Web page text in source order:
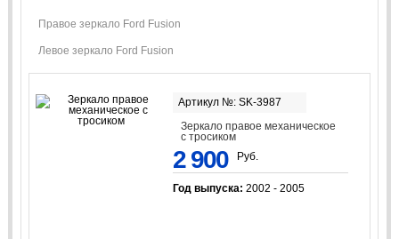
Правое зеркало Ford Fusion
Левое зеркало Ford Fusion
Артикул №: SK-3987
Зеркало правое механическое
с тросиком
2 900 Руб.
Год выпуска: 2002 - 2005